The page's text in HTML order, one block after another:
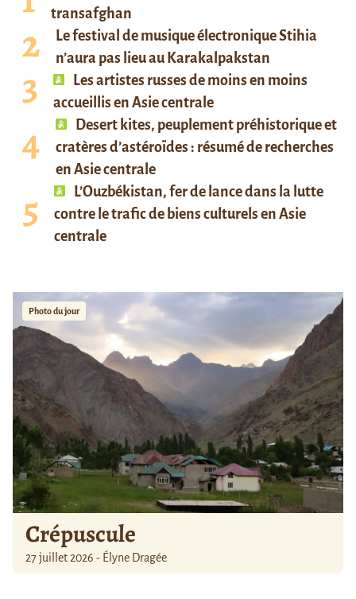
transafghan
Le festival de musique électronique Stihia
n’aura pas lieu au Karakalpakstan
Les artistes russes de moins en moins
accueillis en Asie centrale
Desert kites, peuplement préhistorique et
cratères d’astéroïdes : résumé de recherches
en Asie centrale
L’Ouzbékistan, fer de lance dans la lutte
contre le trafic de biens culturels en Asie
centrale
Photo du jour
Crépuscule
27 juillet 2026 - Élyne Dragée